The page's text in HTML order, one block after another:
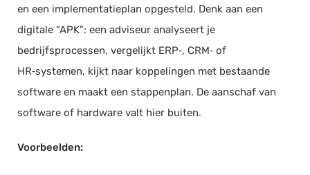
en een implementatieplan opgesteld. Denk aan een
digitale “APK”: een adviseur analyseert je
bedrijfsprocessen, vergelijkt ERP‑, CRM‑ of
HR‑systemen, kijkt naar koppelingen met bestaande
software en maakt een stappenplan. De aanschaf van
software of hardware valt hier buiten.
Voorbeelden: